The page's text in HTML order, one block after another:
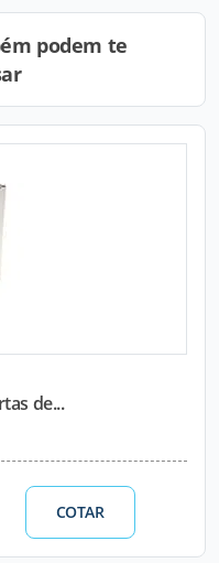
podem te
de...
COTAR